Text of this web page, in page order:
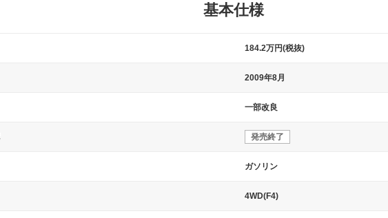
基本仕様
184.2万円(税抜)
2009年8月
一部改良
発売終了
ガソリン
4WD(F4)